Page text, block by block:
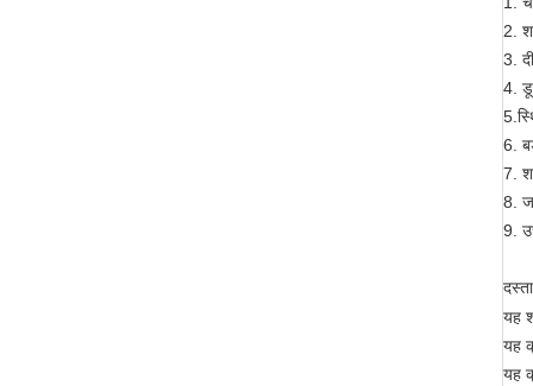
2.
3.
4.
6.
7.
8.
9.
यह
यह
यह